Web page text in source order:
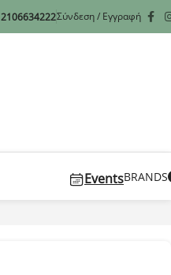
2106634222Σύνδεση / Εγγραφή
EventsBRANDS